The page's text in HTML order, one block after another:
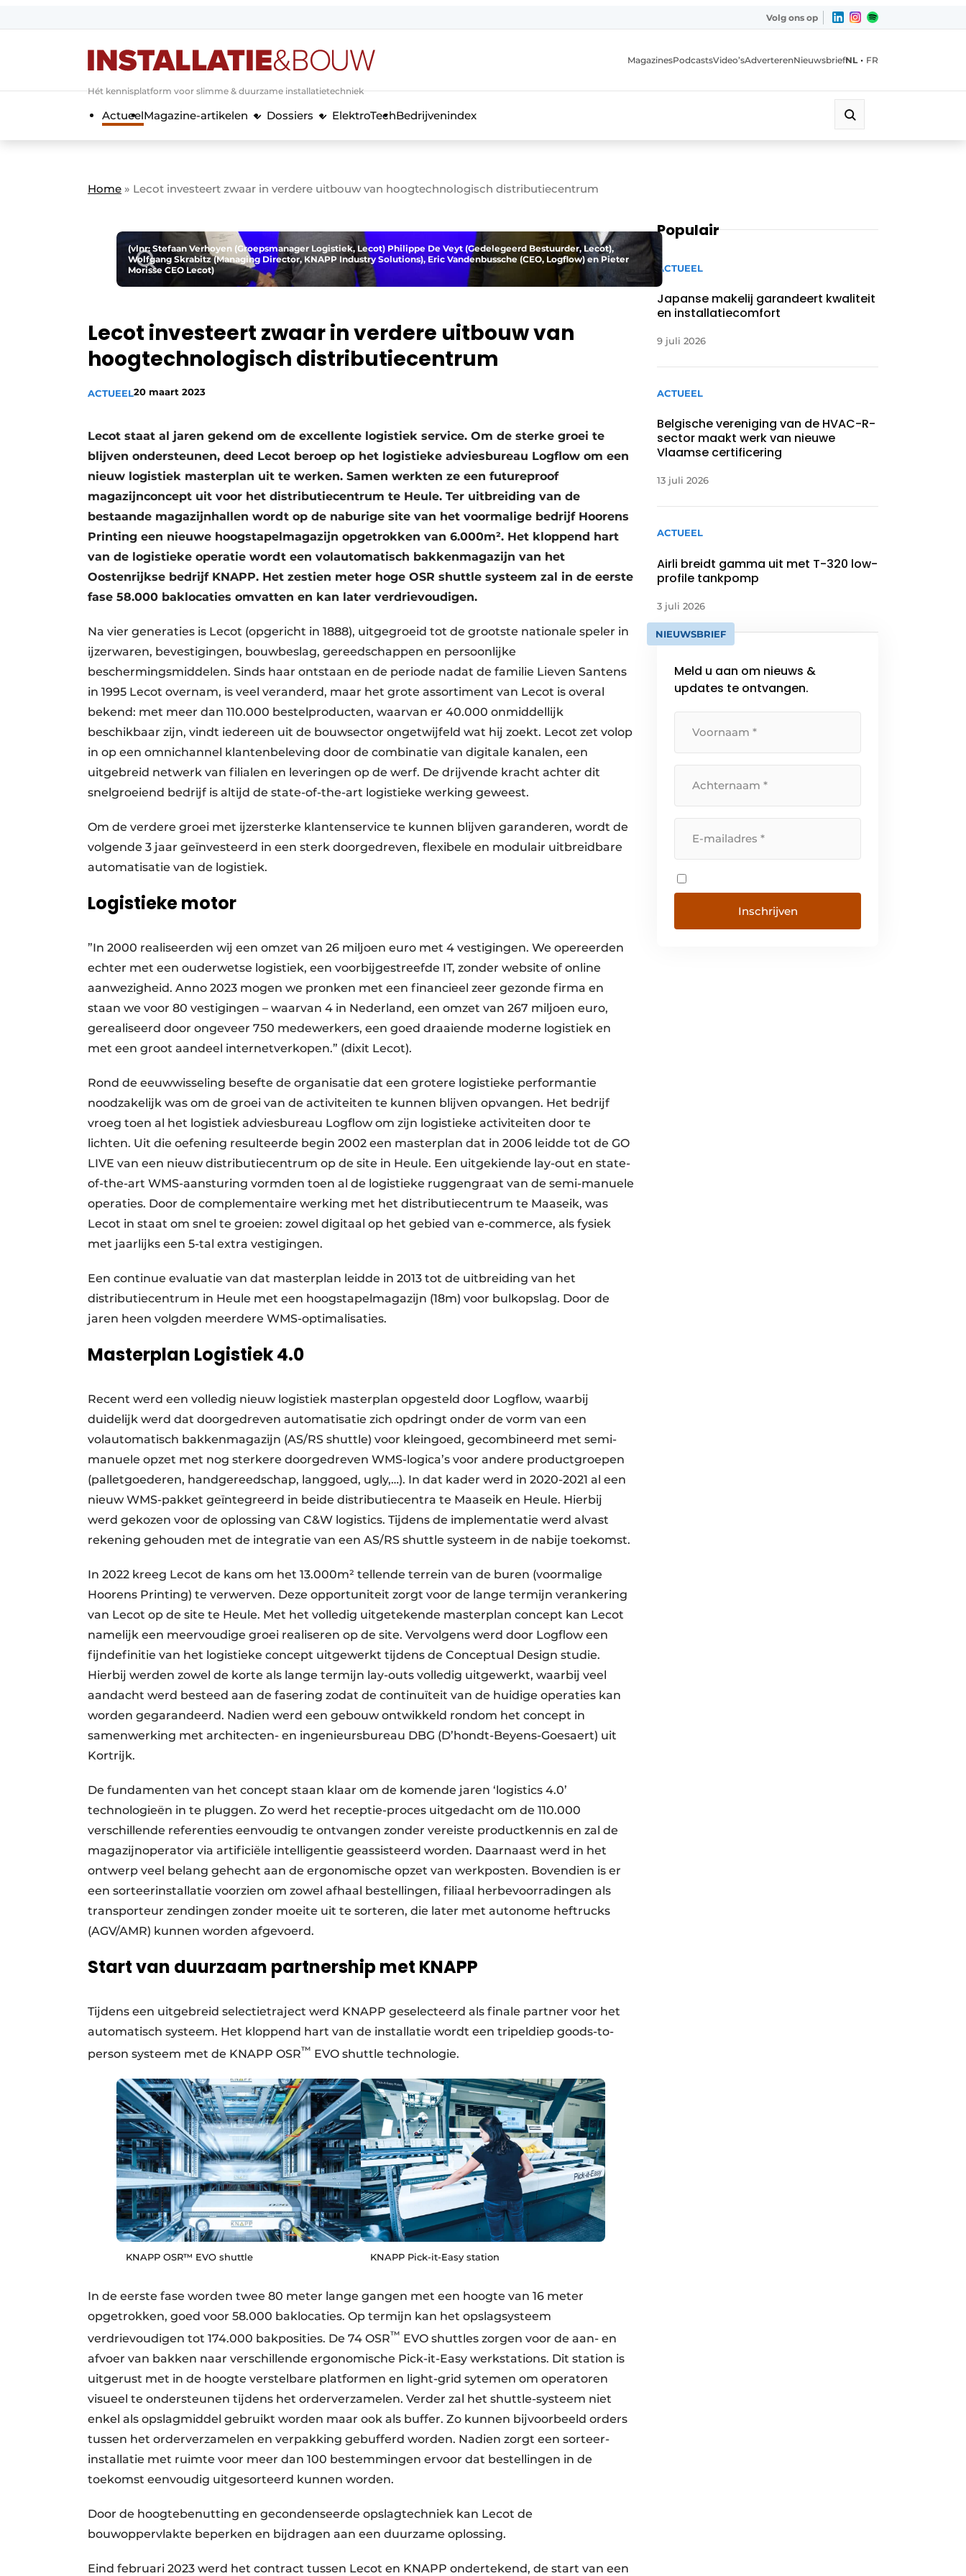
Algemene voorwaarden
Banner overzicht
BedrijvenAanmeldenBedankt voor de aanmelding
Bedrijven
Evenement aanmelden
Meest gelezen
Nieuwsbrief
Podcasts
Vacature aanmelden
Vacatures
Video’s
Volg ons op
Hét kennisplatform voor slimme & duurzame installatietechniek
MagazinesPodcastsVideo’sAdverterenNieuwsbriefNL • FR
ActueelMagazine-artikelen Dossiers ElektroTechBedrijvenindex
Home » Lecot investeert zwaar in verdere uitbouw van hoogtechnologisch distributiecentrum
(vlnr: Stefaan Verhoyen (Groepsmanager Logistiek, Lecot) Philippe De Veyt (Gedelegeerd Bestuurder, Lecot),
Wolfgang Skrabitz (Managing Director, KNAPP Industry Solutions), Eric Vandenbussche (CEO, Logflow) en Pieter
Morisse CEO Lecot)
Lecot investeert zwaar in verdere uitbouw van
hoogtechnologisch distributiecentrum
ACTUEEL20 maart 2023
Lecot staat al jaren gekend om de excellente logistiek service. Om de sterke groei te
blijven ondersteunen, deed Lecot beroep op het logistieke adviesbureau Logflow om een
nieuw logistiek masterplan uit te werken. Samen werkten ze een futureproof
magazijnconcept uit voor het distributiecentrum te Heule. Ter uitbreiding van de
bestaande magazijnhallen wordt op de naburige site van het voormalige bedrijf Hoorens
Printing een nieuwe hoogstapelmagazijn opgetrokken van 6.000m². Het kloppend hart
van de logistieke operatie wordt een volautomatisch bakkenmagazijn van het
Oostenrijkse bedrijf KNAPP. Het zestien meter hoge OSR shuttle systeem zal in de eerste
fase 58.000 baklocaties omvatten en kan later verdrievoudigen.
Na vier generaties is Lecot (opgericht in 1888), uitgegroeid tot de grootste nationale speler in
ijzerwaren, bevestigingen, bouwbeslag, gereedschappen en persoonlijke
beschermingsmiddelen. Sinds haar ontstaan en de periode nadat de familie Lieven Santens
in 1995 Lecot overnam, is veel veranderd, maar het grote assortiment van Lecot is overal
bekend: met meer dan 110.000 bestelproducten, waarvan er 40.000 onmiddellijk
beschikbaar zijn, vindt iedereen uit de bouwsector ongetwijfeld wat hij zoekt. Lecot zet volop
in op een omnichannel klantenbeleving door de combinatie van digitale kanalen, een
uitgebreid netwerk van filialen en leveringen op de werf. De drijvende kracht achter dit
snelgroeiend bedrijf is altijd de state-of-the-art logistieke werking geweest.
Om de verdere groei met ijzersterke klantenservice te kunnen blijven garanderen, wordt de
volgende 3 jaar geïnvesteerd in een sterk doorgedreven, flexibele en modulair uitbreidbare
automatisatie van de logistiek.
Logistieke motor
”In 2000 realiseerden wij een omzet van 26 miljoen euro met 4 vestigingen. We opereerden
echter met een ouderwetse logistiek, een voorbijgestreefde IT, zonder website of online
aanwezigheid. Anno 2023 mogen we pronken met een financieel zeer gezonde firma en
staan we voor 80 vestigingen – waarvan 4 in Nederland, een omzet van 267 miljoen euro,
gerealiseerd door ongeveer 750 medewerkers, een goed draaiende moderne logistiek en
met een groot aandeel internetverkopen.” (dixit Lecot).
Rond de eeuwwisseling besefte de organisatie dat een grotere logistieke performantie
noodzakelijk was om de groei van de activiteiten te kunnen blijven opvangen. Het bedrijf
vroeg toen al het logistiek adviesbureau Logflow om zijn logistieke activiteiten door te
lichten. Uit die oefening resulteerde begin 2002 een masterplan dat in 2006 leidde tot de GO
LIVE van een nieuw distributiecentrum op de site in Heule. Een uitgekiende lay-out en state-
of-the-art WMS-aansturing vormden toen al de logistieke ruggengraat van de semi-manuele
operaties. Door de complementaire werking met het distributiecentrum te Maaseik, was
Lecot in staat om snel te groeien: zowel digitaal op het gebied van e-commerce, als fysiek
met jaarlijks een 5-tal extra vestigingen.
Een continue evaluatie van dat masterplan leidde in 2013 tot de uitbreiding van het
distributiecentrum in Heule met een hoogstapelmagazijn (18m) voor bulkopslag. Door de
jaren heen volgden meerdere WMS-optimalisaties.
Masterplan Logistiek 4.0
Recent werd een volledig nieuw logistiek masterplan opgesteld door Logflow, waarbij
duidelijk werd dat doorgedreven automatisatie zich opdringt onder de vorm van een
volautomatisch bakkenmagazijn (AS/RS shuttle) voor kleingoed, gecombineerd met semi-
manuele opzet met nog sterkere doorgedreven WMS-logica’s voor andere productgroepen
(palletgoederen, handgereedschap, langgoed, ugly,…). In dat kader werd in 2020-2021 al een
nieuw WMS-pakket geïntegreerd in beide distributiecentra te Maaseik en Heule. Hierbij
werd gekozen voor de oplossing van C&W logistics. Tijdens de implementatie werd alvast
rekening gehouden met de integratie van een AS/RS shuttle systeem in de nabije toekomst.
In 2022 kreeg Lecot de kans om het 13.000m² tellende terrein van de buren (voormalige
Hoorens Printing) te verwerven. Deze opportuniteit zorgt voor de lange termijn verankering
van Lecot op de site te Heule. Met het volledig uitgetekende masterplan concept kan Lecot
namelijk een meervoudige groei realiseren op de site. Vervolgens werd door Logflow een
fijndefinitie van het logistieke concept uitgewerkt tijdens de Conceptual Design studie.
Hierbij werden zowel de korte als lange termijn lay-outs volledig uitgewerkt, waarbij veel
aandacht werd besteed aan de fasering zodat de continuïteit van de huidige operaties kan
worden gegarandeerd. Nadien werd een gebouw ontwikkeld rondom het concept in
samenwerking met architecten- en ingenieursbureau DBG (D’hondt-Beyens-Goesaert) uit
Kortrijk.
De fundamenten van het concept staan klaar om de komende jaren ‘logistics 4.0’
technologieën in te pluggen. Zo werd het receptie-proces uitgedacht om de 110.000
verschillende referenties eenvoudig te ontvangen zonder vereiste productkennis en zal de
magazijnoperator via artificiële intelligentie geassisteerd worden. Daarnaast werd in het
ontwerp veel belang gehecht aan de ergonomische opzet van werkposten. Bovendien is er
een sorteerinstallatie voorzien om zowel afhaal bestellingen, filiaal herbevoorradingen als
transporteur zendingen zonder moeite uit te sorteren, die later met autonome heftrucks
(AGV/AMR) kunnen worden afgevoerd.
Start van duurzaam partnership met KNAPP
Tijdens een uitgebreid selectietraject werd KNAPP geselecteerd als finale partner voor het
automatisch systeem. Het kloppend hart van de installatie wordt een tripeldiep goods-to-
person systeem met de KNAPP OSR™ EVO shuttle technologie.
KNAPP OSR™ EVO shuttle KNAPP Pick-it-Easy station
In de eerste fase worden twee 80 meter lange gangen met een hoogte van 16 meter
opgetrokken, goed voor 58.000 baklocaties. Op termijn kan het opslagsysteem
verdrievoudigen tot 174.000 bakposities. De 74 OSR™ EVO shuttles zorgen voor de aan- en
afvoer van bakken naar verschillende ergonomische Pick-it-Easy werkstations. Dit station is
uitgerust met in de hoogte verstelbare platformen en light-grid sytemen om operatoren
visueel te ondersteunen tijdens het orderverzamelen. Verder zal het shuttle-systeem niet
enkel als opslagmiddel gebruikt worden maar ook als buffer. Zo kunnen bijvoorbeeld orders
tussen het orderverzamelen en verpakking gebufferd worden. Nadien zorgt een sorteer-
installatie met ruimte voor meer dan 100 bestemmingen ervoor dat bestellingen in de
toekomst eenvoudig uitgesorteerd kunnen worden.
Door de hoogtebenutting en gecondenseerde opslagtechniek kan Lecot de
bouwoppervlakte beperken en bijdragen aan een duurzame oplossing.
Eind februari 2023 werd het contract tussen Lecot en KNAPP ondertekend, de start van een
Populair
ACTUEEL
Japanse makelij garandeert kwaliteit
en installatiecomfort
9 juli 2026
ACTUEEL
Belgische vereniging van de HVAC-R-
sector maakt werk van nieuwe
Vlaamse certificering
13 juli 2026
ACTUEEL
Airli breidt gamma uit met T-320 low-
profile tankpomp
3 juli 2026
NIEUWSBRIEF
Meld u aan om nieuws &
updates te ontvangen.